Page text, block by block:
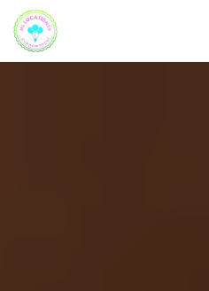
Panneau de gestion des cookies